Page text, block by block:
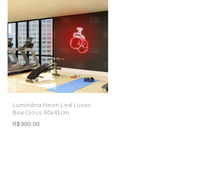
Luminária Neon Led Luvas
Box Cross 60x41cm
R$980,00